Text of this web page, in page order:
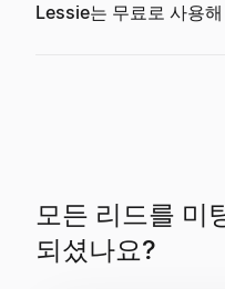
Lessie는 무료로 사용
모든 리드를 미
되셨나요?